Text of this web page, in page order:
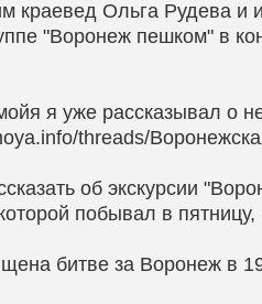
краевед Ольга Рудева и
"Воронеж пешком" в
я уже рассказывал о
threads/
об экскурсии
побывал в
битве за Воронеж в